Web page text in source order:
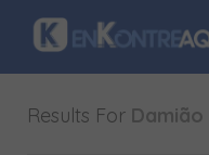
Results For Damião